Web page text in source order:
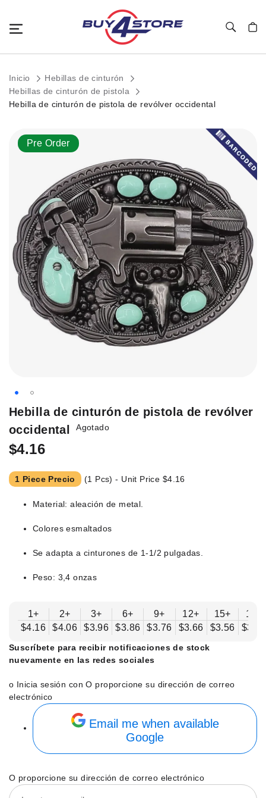
Inicio
Hebillas de cinturón
Hebillas de cinturón de pistola
Hebilla de cinturón de pistola de revólver occidental
Saltar
imágenes.
Pre Order
Saltar
principio
de
la
galería
de
Hebilla de cinturón de pistola de revólver
occidental
Agotado
$4.16
1 Piece Precio (1 Pcs) - Unit Price $4.16
Material: aleación de metal.
Colores esmaltados
Se adapta a cinturones de 1-1/2 pulgadas.
Peso: 3,4 onzas
1+
$4.16
2+
$4.06
3+
$3.96
6+
$3.86
9+
$3.76
12+
$3.66
15+
$3.56
18+
$3.46
Suscríbete para recibir notificaciones de stock
nuevamente en las redes sociales
o Inicia sesión conO proporcione su dirección de correo
electrónico
Email me when available
Google
O proporcione su dirección de correo electrónico